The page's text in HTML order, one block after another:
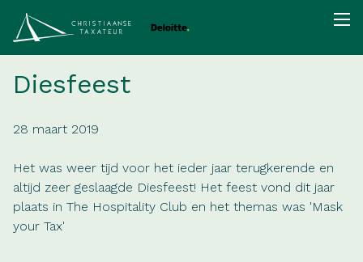
Diesfeest
28 maart 2019
Het was weer tijd voor het ieder jaar terugkerende en
altijd zeer geslaagde Diesfeest! Het feest vond dit jaar
plaats in The Hospitality Club en het themas was 'Mask
your Tax'